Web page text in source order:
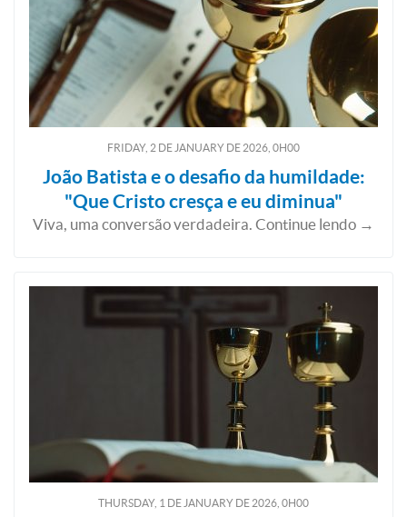
FRIDAY, 2 DE JANUARY DE 2026, 0H00
João Batista e o desafio da humildade:
"Que Cristo cresça e eu diminua"
Viva, uma conversão verdadeira. Continue lendo →
THURSDAY, 1 DE JANUARY DE 2026, 0H00